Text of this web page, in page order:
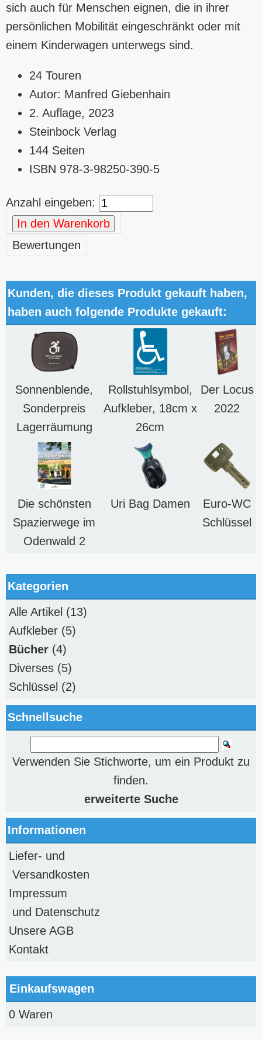
sich auch für Menschen eignen, die in ihrer
persönlichen Mobilität eingeschränkt oder mit
einem Kinderwagen unterwegs sind.
24 Touren
Autor: Manfred Giebenhain
2. Auflage, 2023
Steinbock Verlag
144 Seiten
ISBN 978-3-98250-390-5
Anzahl eingeben:
In den Warenkorb
Bewertungen
Kunden, die dieses Produkt gekauft haben,
haben auch folgende Produkte gekauft:
Sonnenblende,
Sonderpreis
Lagerräumung
Rollstuhlsymbol,
Aufkleber, 18cm x
26cm
Der Locus
2022
Die schönsten
Spazierwege im
Odenwald 2
Uri Bag Damen
Euro-WC
Schlüssel
Kategorien
Alle Artikel (13)
Aufkleber (5)
Bücher (4)
Diverses (5)
Schlüssel (2)
Schnellsuche
Verwenden Sie Stichworte, um ein Produkt zu
finden.
erweiterte Suche
Informationen
Liefer- und
Versandkosten
Impressum
und Datenschutz
Unsere AGB
Kontakt
Einkaufswagen
0 Waren